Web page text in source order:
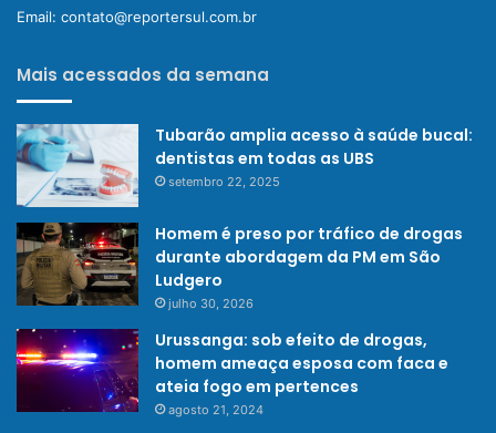
Email: contato@reportersul.com.br
Mais acessados da semana
Tubarão amplia acesso à saúde bucal:
dentistas em todas as UBS
setembro 22, 2025
Homem é preso por tráfico de drogas
durante abordagem da PM em São
Ludgero
julho 30, 2026
Urussanga: sob efeito de drogas,
homem ameaça esposa com faca e
ateia fogo em pertences
agosto 21, 2024